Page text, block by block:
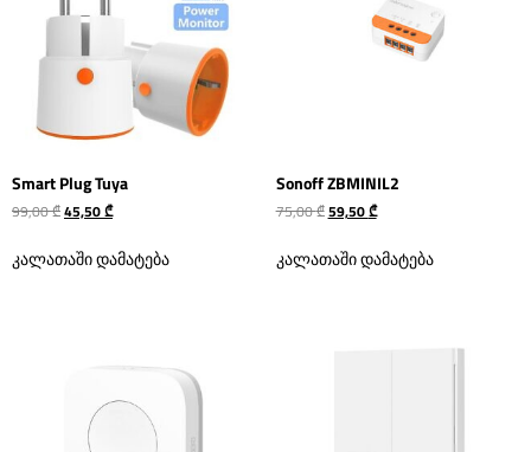
Smart Plug Tuya
99,00₾45,50₾
კალათაში დამატება
Sonoff ZBMINIL2
75,00₾59,50₾
კალათაში დამატება